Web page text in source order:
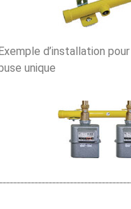
d’installation
unique